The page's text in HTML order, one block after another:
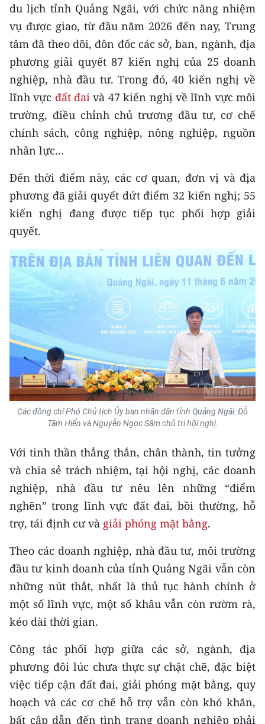
MEDIA CENTER
E-Magazine
Video
Media Chính trị
Media Kinh tế
Media Văn hóa
Media Xã hội
Media Pháp luật
Media Du lịch
Media Thế giới
Media Thể thao
Media Giáo dục
Media Y tế
Media Khoa học - Công nghệ
Media Môi trường
Ảnh
TIN MỚI
TIN ĐỊA PHƯƠNG
Trung du và miền núi phía Bắc
Đồng bằng sông Hồng
Duyên hải Nam Trung Bộ và Tây
Nguyên
Đông Nam Bộ
Đồng bằng sông Cửu Long
Chuyên trang Hà Nội
du lịch tỉnh Quảng Ngãi, với chức năng nhiệm
vụ được giao, từ đầu năm 2026 đến nay, Trung
tâm đã theo dõi, đôn đốc các sở, ban, ngành, địa
phương giải quyết 87 kiến nghị của 25 doanh
nghiệp, nhà đầu tư. Trong đó, 40 kiến nghị về
lĩnh vực đất đai và 47 kiến nghị về lĩnh vực môi
trường, điều chỉnh chủ trương đầu tư, cơ chế
chính sách, công nghiệp, nông nghiệp, nguồn
nhân lực…
Đến thời điểm này, các cơ quan, đơn vị và địa
phương đã giải quyết dứt điểm 32 kiến nghị; 55
kiến nghị đang được tiếp tục phối hợp giải
quyết.
Các đồng chí Phó Chủ tịch Ủy ban nhân dân tỉnh Quảng Ngãi: Đỗ
Tâm Hiển và Nguyễn Ngọc Sâm chủ trì hội nghị.
Với tinh thần thẳng thắn, chân thành, tin tưởng
và chia sẻ trách nhiệm, tại hội nghị, các doanh
nghiệp, nhà đầu tư nêu lên những “điểm
nghẽn” trong lĩnh vực đất đai, bồi thường, hỗ
trợ, tái định cư và giải phóng mặt bằng.
Theo các doanh nghiệp, nhà đầu tư, môi trường
đầu tư kinh doanh của tỉnh Quảng Ngãi vẫn còn
những nút thắt, nhất là thủ tục hành chính ở
một số lĩnh vực, một số khâu vẫn còn rườm rà,
kéo dài thời gian.
Công tác phối hợp giữa các sở, ngành, địa
phương đôi lúc chưa thực sự chặt chẽ, đặc biệt
việc tiếp cận đất đai, giải phóng mặt bằng, quy
hoạch và các cơ chế hỗ trợ vẫn còn khó khăn,
bất cập dẫn đến tình trạng doanh nghiệp phải